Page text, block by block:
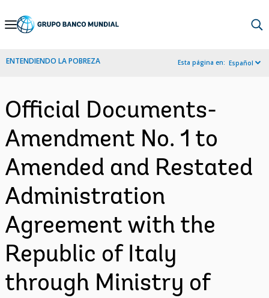
Skip
Navigation
ENTENDIENDO LA POBREZA Esta página en: Español
Official Documents-
Amendment No. 1 to
Amended and Restated
Administration
Agreement with the
Republic of Italy
through Ministry of